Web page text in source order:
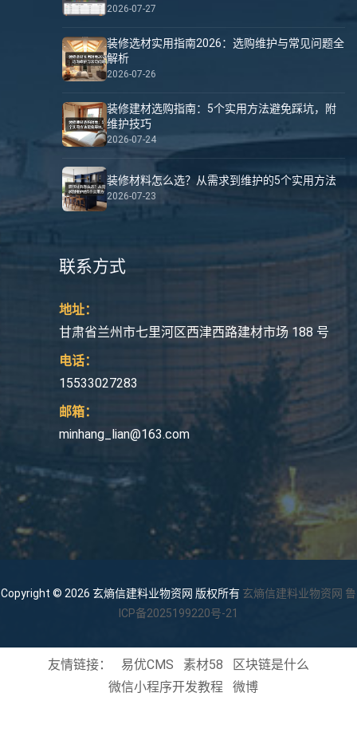
2026-07-27
装修选材实用指南2026：选购维护与常见问题全
解析
2026-07-26
装修建材选购指南：5个实用方法避免踩坑，附
维护技巧
2026-07-24
装修材料怎么选？从需求到维护的5个实用方法
2026-07-23
联系方式
地址：
甘肃省兰州市七里河区西津西路建材市场 188 号
电话：
15533027283
邮箱：
minhang_lian@163.com
Copyright © 2026 玄熵信建料业物资网 版权所有 玄熵信建料业物资网 鲁
ICP备2025199220号-21
友情链接： 易优CMS 素材58
区块链是什么
微信小程序开发教程
微博